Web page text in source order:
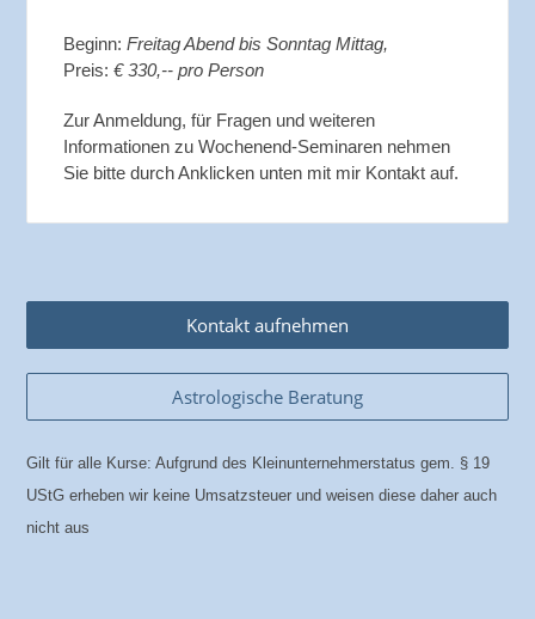
Beginn: Freitag Abend bis Sonntag Mittag,
Preis:€ 330,-- pro Person
Zur Anmeldung, für Fragen und weiteren
Informationen zu Wochenend-Seminaren nehmen
Sie bitte durch Anklicken unten mit mir Kontakt auf.
Kontakt aufnehmen
Astrologische Beratung
Gilt für alle Kurse: Aufgrund des Kleinunternehmerstatus gem. § 19
UStG erheben wir keine Umsatzsteuer und weisen diese daher auch
nicht aus